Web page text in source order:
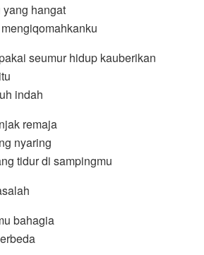
hangat
seumur hidup kauberikan
indah
remaja
nyaring
tidur di sampingmu
bahagia